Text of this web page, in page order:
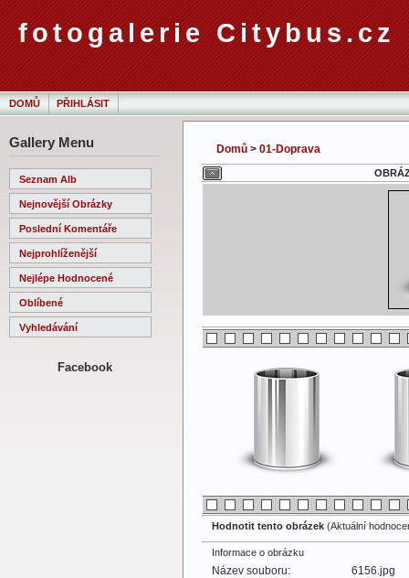
fotogalerie Citybus.cz
DOMŮ PŘIHLÁSIT
Gallery Menu
Seznam Alb
Nejnovější Obrázky
Poslední Komentáře
Nejprohlíženější
Nejlépe Hodnocené
Oblíbené
Vyhledávání
Facebook
Domů > 01-Doprava
Hodnotit tento obrázek (Aktuální
Informace o obrázku
Název souboru:
6156.jpg